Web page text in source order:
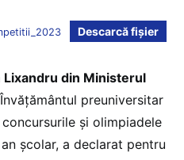
Descarcă fișier
din Ministerul
preuniversitar
și olimpiadele
școlar, a declarat pentru